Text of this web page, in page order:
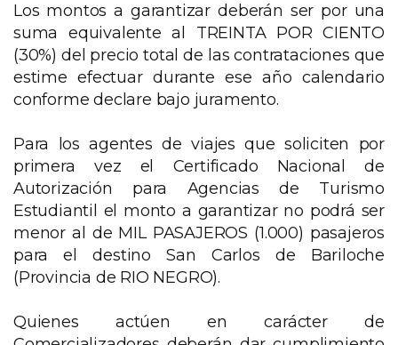
Los montos a garantizar deberán ser por una
suma equivalente al TREINTA POR CIENTO
(30%) del precio total de las contrataciones que
estime efectuar durante ese año calendario
conforme declare bajo juramento.
Para los agentes de viajes que soliciten por
primera vez el Certificado Nacional de
Autorización para Agencias de Turismo
Estudiantil el monto a garantizar no podrá ser
menor al de MIL PASAJEROS (1.000) pasajeros
para el destino San Carlos de Bariloche
(Provincia de RIO NEGRO).
Quienes actúen en carácter de